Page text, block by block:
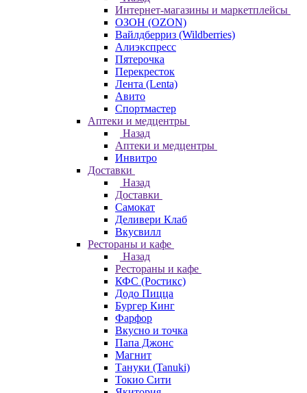
Интернет-магазины и маркетплейсы
ОЗОН (OZON)
Вайлдберриз (Wildberries)
Алиэкспресс
Пятерочка
Перекресток
Лента (Lenta)
Авито
Спортмастер
Аптеки и медцентры
Назад
Аптеки и медцентры
Инвитро
Доставки
Назад
Доставки
Самокат
Деливери Клаб
Вкусвилл
Рестораны и кафе
Назад
Рестораны и кафе
КФС (Ростикс)
Додо Пицца
Бургер Кинг
Фарфор
Вкусно и точка
Папа Джонс
Магнит
Тануки (Tanuki)
Токио Сити